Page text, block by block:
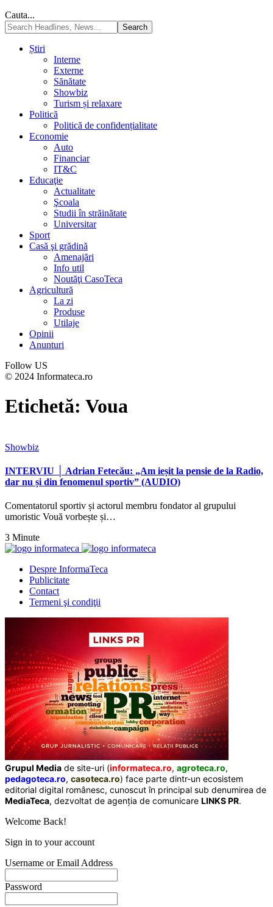
Cauta...
Știri
Interne
Externe
Sănătate
Showbiz
Turism și relaxare
Politică
Politică de confidențialitate
Economie
Auto
Financiar
IT&C
Educaţie
Actualitate
Şcoala
Studii în străinătate
Universitar
Sport
Casă şi grădină
Amenajări
Info util
Noutăţi CasoTeca
Agricultură
La zi
Produse
Utilaje
Opinii
Anunturi
Follow US
© 2024 Informateca.ro
Etichetă: Voua
Showbiz
INTERVIU │ Adrian Fetecău: „Am ieșit la pensie de la Radio,
dar nu și din fenomenul sportiv” (AUDIO)
Comentatorul sportiv și actorul membru fondator al grupului
umoristic Vouă vorbește și…
3 Minute
Despre InformaTeca
Publicitate
Contact
Termeni şi condiţii
Grupul Media de site-uri (informateca.ro, agroteca.ro,
pedagoteca.ro, casoteca.ro) face parte dintr-un ecosistem
editorial digital românesc, cunoscut în principal sub denumirea de
MediaTeca, dezvoltat de agenția de comunicare LINKS PR.
Welcome Back!
Sign in to your account
Username or Email Address
Password